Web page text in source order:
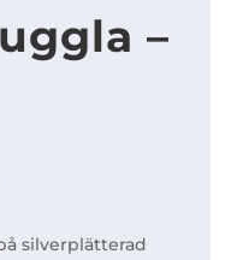
–
silverplätterad